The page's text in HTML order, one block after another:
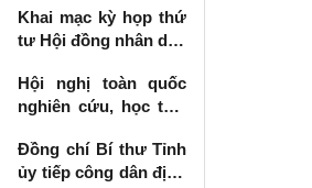
số 57-NQ/TW
Khai mạc kỳ họp thứ
tư Hội đồng nhân dân
kỳ 2026 - 2031
Hội nghị toàn quốc
nghiên cứu, học tập,
khai thực hiện Nghị
quyết số 10-NQ/TW
Đồng chí Bí thư Tỉnh
ủy tiếp công dân định